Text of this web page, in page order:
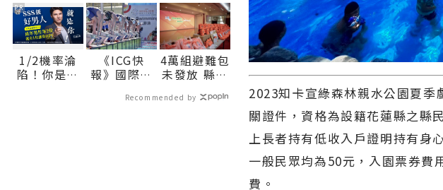
協調加開邀
市民共遊北
濱∣花蓮新
聞網官方網
站各類新聞
－最快速的
今日新聞報
跨越山海守
護偏鄉長者
身心靈∣花
蓮新聞網官
方網站各類
新聞－最快
速的今日新
1/2機率淪
陷！你是好
PR
《ICG快
報》國際少
泳池畔傳捷
4萬組避難包
未發放 縣府
視資源配置
Recommended by
2023知卡宣綠森林親水公園夏
關證件，資格為設籍花蓮縣之縣
上長者持有低收入戶證明持有身
一般民眾均為50元，入園票券費
費。